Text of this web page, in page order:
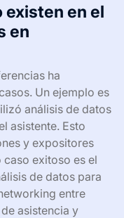
existen en el
en
ha
Un ejemplo es
análisis de datos
asistente. Esto
y expositores
caso exitoso es el
de datos para
entre
asistencia y